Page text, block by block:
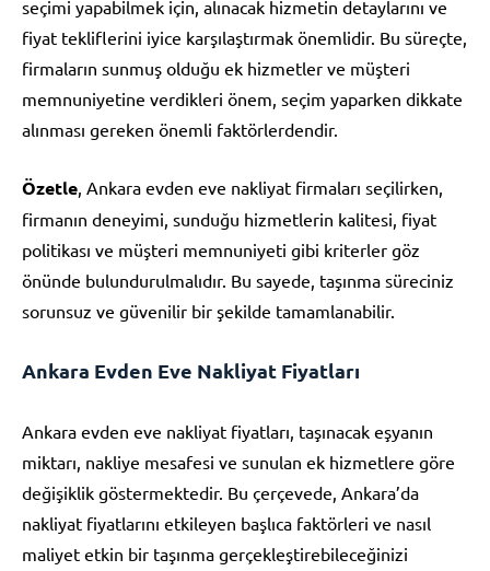
seçimi yapabilmek için, alınacak hizmetin detaylarını ve
fiyat tekliflerini iyice karşılaştırmak önemlidir. Bu süreçte,
firmaların sunmuş olduğu ek hizmetler ve müşteri
memnuniyetine verdikleri önem, seçim yaparken dikkate
alınması gereken önemli faktörlerdendir.
Özetle , Ankara evden eve nakliyat firmaları seçilirken,
firmanın deneyimi, sunduğu hizmetlerin kalitesi, fiyat
politikası ve müşteri memnuniyeti gibi kriterler göz
önünde bulundurulmalıdır. Bu sayede, taşınma süreciniz
sorunsuz ve güvenilir bir şekilde tamamlanabilir.
Ankara Evden Eve Nakliyat Fiyatları
Ankara evden eve nakliyat fiyatları, taşınacak eşyanın
miktarı, nakliye mesafesi ve sunulan ek hizmetlere göre
değişiklik göstermektedir. Bu çerçevede, Ankara’da
nakliyat fiyatlarını etkileyen başlıca faktörleri ve nasıl
maliyet etkin bir taşınma gerçekleştirebileceğinizi